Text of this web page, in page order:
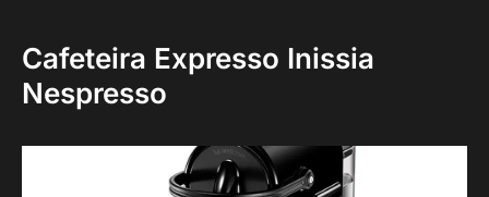
Cafeteira Expresso Inissia
Nespresso